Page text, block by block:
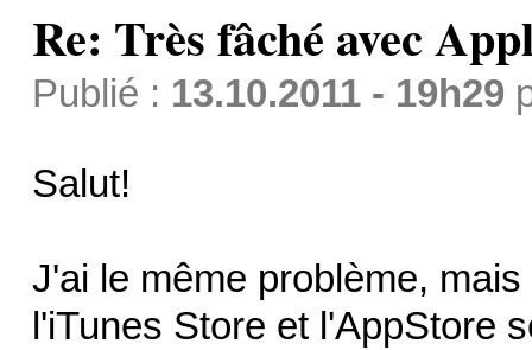
Re: Très fâché avec
Publié : 13.10.2011 - 19h29
Salut!
J'ai le même problème,
l'iTunes Store et l'AppStore